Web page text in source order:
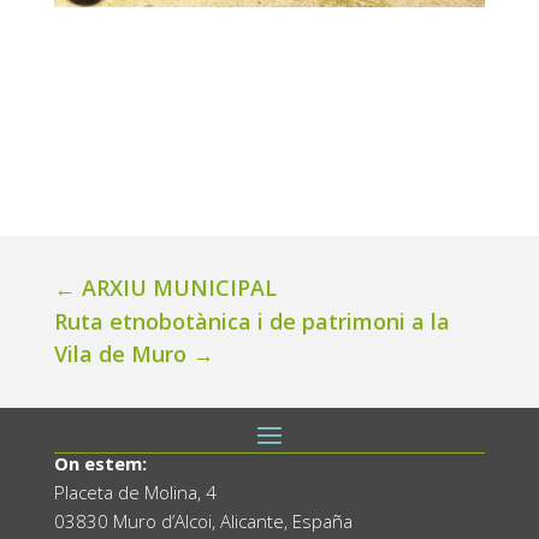
← ARXIU MUNICIPAL
Ruta etnobotànica i de patrimoni a la
Vila de Muro →
On estem:
Placeta de Molina, 4
03830 Muro d’Alcoi, Alicante, España